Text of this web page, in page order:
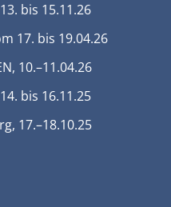
bis 15.11.26
17. bis 19.04.26
10.–11.04.26
bis 16.11.25
17.–18.10.25